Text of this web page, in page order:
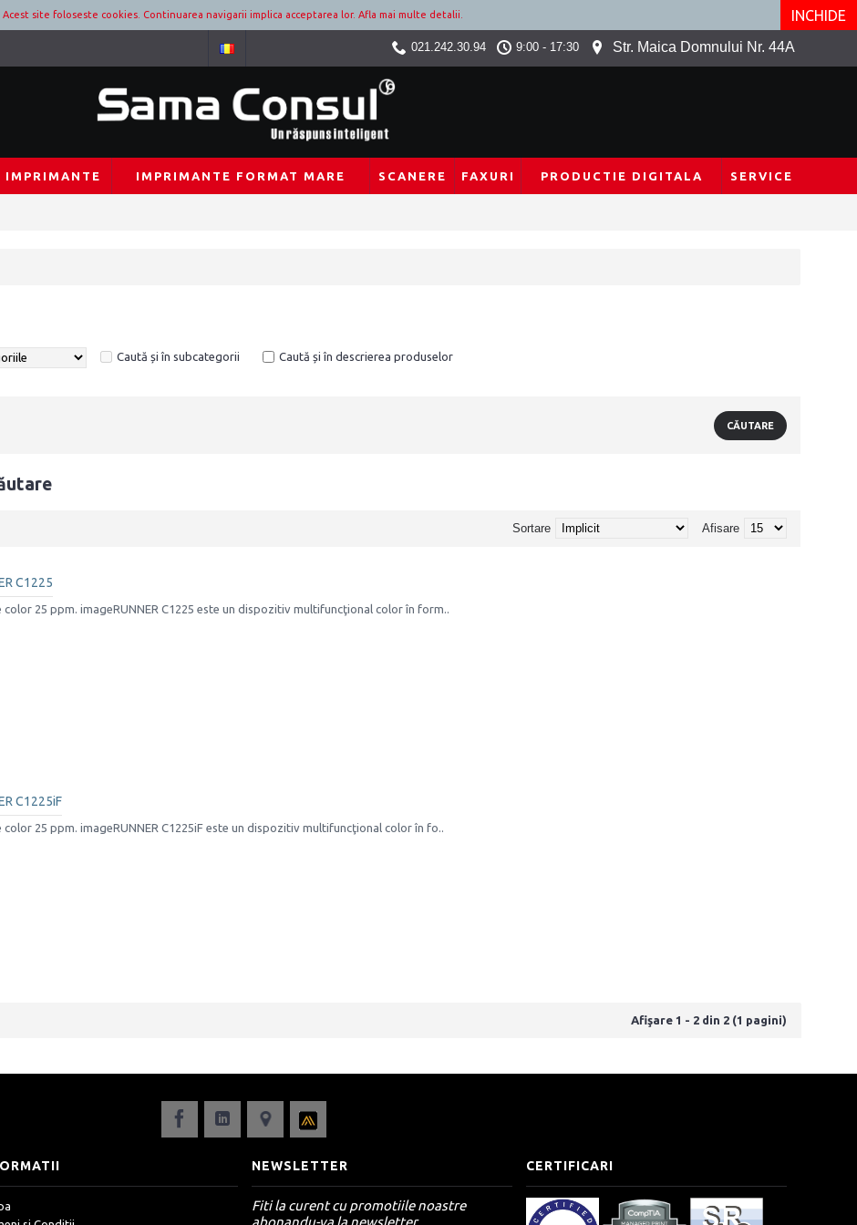
Acest site foloseste cookies. Continuarea navigarii implica acceptarea lor. Afla mai multe detalii. INCHIDE
021.242.30.94 9:00 - 17:30 Str. Maica Domnului Nr. 44A
IMPRIMANTE IMPRIMANTE FORMAT MARE SCANERE FAXURI PRODUCTIE DIGITALA SERVICE
Caută și în subcategorii Caută și în descrierea produselor
Afisare
Sortare
C1225
25 ppm. imageRUNNER C1225 este un dispozitiv multifuncţional color în form..
C1225iF
25 ppm. imageRUNNER C1225iF este un dispozitiv multifuncţional color în fo..
Afişare 1 - 2 din 2 (1 pagini)
NEWSLETTER
Fiti la curent cu promotiile noastre
abonandu-va la newsletter.
CERTIFICARI